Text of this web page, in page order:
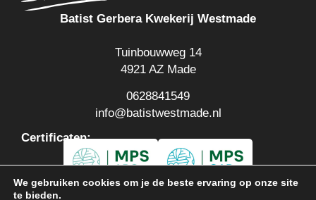
Batist Gerbera Kwekerij Westmade
Tuinbouwweg 14
4921 AZ Made
0628841549
info@batistwestmade.nl
Certificaten:
We gebruiken cookies om je de beste ervaring op onze site
te bieden.